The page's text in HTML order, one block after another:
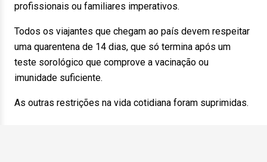
profissionais ou familiares imperativos.
Todos os viajantes que chegam ao país devem respeitar
uma quarentena de 14 dias, que só termina após um
teste sorológico que comprove a vacinação ou
imunidade suficiente.
As outras restrições na vida cotidiana foram suprimidas.